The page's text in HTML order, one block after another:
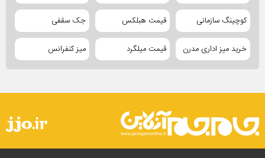
کوچینگ سازمانی قیمت هبلکس جک سقفی
خرید میز اداری مدرن قیمت میلگرد میز کنفرانس